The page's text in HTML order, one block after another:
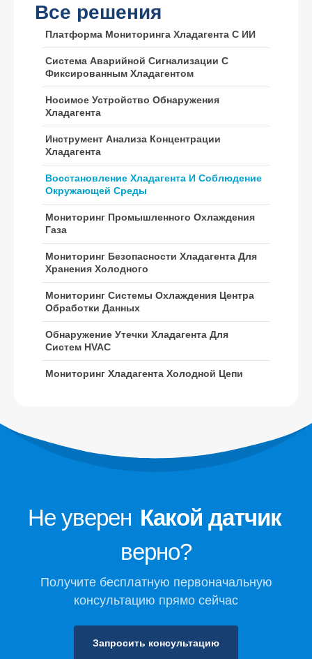
Все решения
Платформа Мониторинга Хладагента С ИИ
Система Аварийной Сигнализации С
Фиксированным Хладагентом
Носимое Устройство Обнаружения
Хладагента
Инструмент Анализа Концентрации
Хладагента
Восстановление Хладагента И Соблюдение
Окружающей Среды
Мониторинг Промышленного Охлаждения
Газа
Мониторинг Безопасности Хладагента Для
Хранения Холодного
Мониторинг Системы Охлаждения Центра
Обработки Данных
Обнаружение Утечки Хладагента Для
Систем HVAC
Мониторинг Хладагента Холодной Цепи
Не уверен Какой датчик
верно?
Получите бесплатную первоначальную
консультацию прямо сейчас
Запросить консультацию
WeChat WhatsApp
Горячие продукты
R290 Датчик
R454B Датчик
R410 Датчик
R454B Датчик
Наше решение
Обнаружение утечки хладагента
для систем HVAC
Мониторинг хладагента холодной
Мониторинг системы охлаждения
центра обработки данных
Мониторинг безопасности
Мониторинг промышленного
охлаждения газа
Винсен. © 2026. Все права защищены.